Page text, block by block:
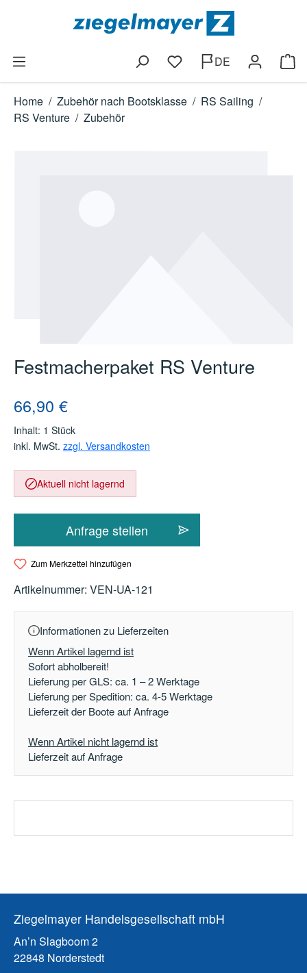
Zum Hauptinhalt springen
Du hast 0 Produkte auf
DE
Home / Zubehör nach Bootsklasse / RS Sailing /
RS Venture / Zubehör
Festmacherpaket RS Venture
Regulärer Preis:
66,90 €
Inhalt: 1 Stück
inkl. MwSt. zzgl. Versandkosten
Aktuell nicht lagernd
Anfrage stellen
Zum Merkzettel hinzufügen
Artikelnummer: VEN-UA-121
Informationen zu Lieferzeiten
Wenn Artikel lagernd ist
Sofort abholbereit!
Lieferung per GLS: ca. 1 – 2 Werktage
Lieferung per Spedition: ca. 4-5 Werktage
Lieferzeit der Boote auf Anfrage
Wenn Artikel nicht lagernd ist
Lieferzeit auf Anfrage
Ziegelmayer Handelsgesellschaft mbH
An’n Slagboom 2
22848 Norderstedt